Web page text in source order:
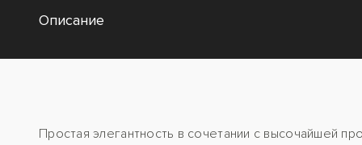
Описание
Простая элегантность в сочетании с высочайшей